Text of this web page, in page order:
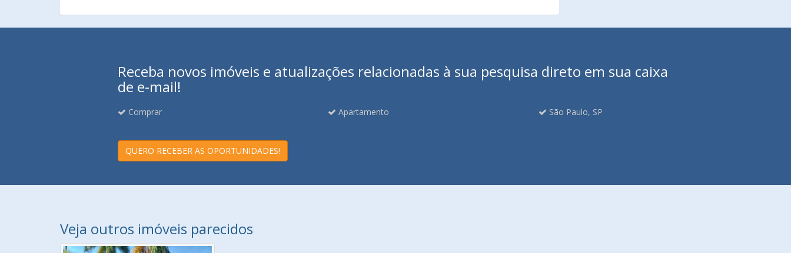
Receba novos imóveis e atualizações relacionadas à sua pesquisa direto em sua caixa
de e-mail!
Comprar Apartamento São Paulo, SP
QUERO RECEBER AS OPORTUNIDADES!
Veja outros imóveis parecidos